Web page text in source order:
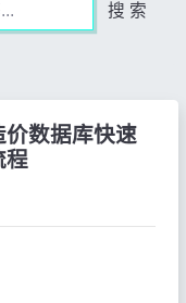
搜 索
数据库快速
程